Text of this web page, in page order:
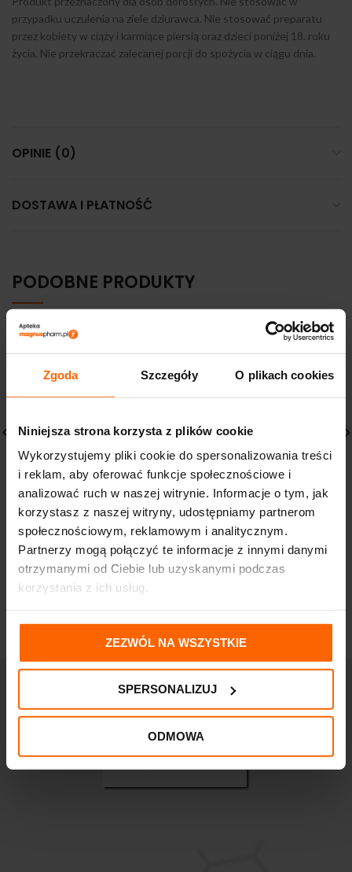
Zgoda Szczegóły O plikach cookies
Niniejsza strona korzysta z plików cookie
Wykorzystujemy pliki cookie do spersonalizowania treści
i reklam, aby oferować funkcje społecznościowe i
analizować ruch w naszej witrynie. Informacje o tym, jak
korzystasz z naszej witryny, udostępniamy partnerom
społecznościowym, reklamowym i analitycznym.
Partnerzy mogą połączyć te informacje z innymi danymi
otrzymanymi od Ciebie lub uzyskanymi podczas
korzystania z ich usług.
ZEZWÓL NA WSZYSTKIE
SPERSONALIZUJ
ODMOWA
przypadku uczulenia na ziele dziurawca. Nie stosować preparatu
przez kobiety w ciąży i karmiące piersią oraz dzieci poniżej 18. roku
życia. Nie przekraczać zalecanej porcji do spożycia w ciągu dnia.
OPINIE (0)
DOSTAWA I PŁATNOŚĆ
PODOBNE PRODUKTY
PHARMACERIS P
ICHTILIX-FORTE PŁYN DO
GŁOWY I CIAŁA
67,38zł
SVR TOPIALYSE Gel
Lavant 400 ml żel do
mycia
50,75zł